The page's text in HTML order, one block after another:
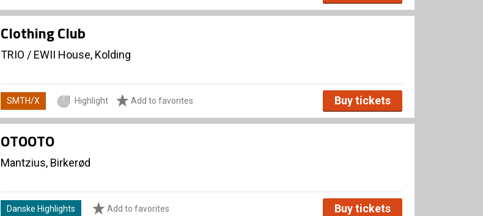
Clothing Club
TRIO / EWII House, Kolding
SMTH/X Highlight Add to favorites Buy tickets
OTOOTO
Mantzius, Birkerød
Danske Highlights Add to favorites Buy tickets